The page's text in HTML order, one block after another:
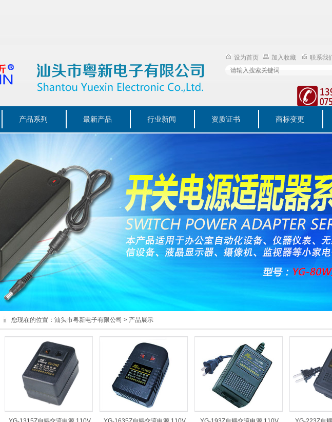
产品系列 最新产品 行业新闻 资质证书 商标变更
设为首页 加入收藏 联系我
您现在的位置： 汕头市粤新电子有限公司 > 产品展示